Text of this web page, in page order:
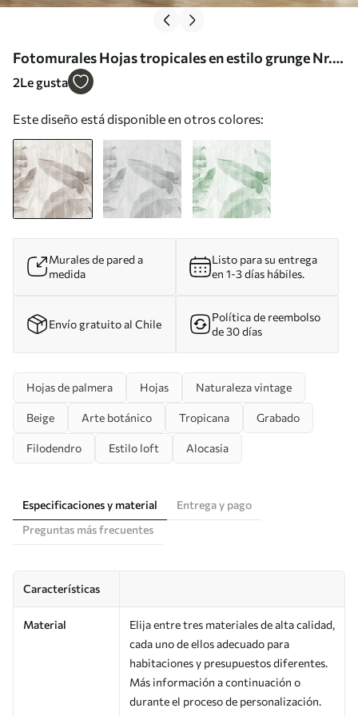
Fotomurales Hojas tropicales en estilo grunge Nr.
u00299
2Le gusta
Este diseño está disponible en otros colores:
Murales de pared a
medida
Listo para su entrega
en 1-3 días hábiles.
Envío gratuito al Chile
Política de reembolso
de 30 días
Hojas de palmera Hojas Naturaleza vintage
Beige Arte botánico Tropicana Grabado
Filodendro Estilo loft Alocasia
Especificaciones y material
Entrega y pago
Preguntas más frecuentes
Características
Material
Elija entre tres materiales de alta calidad,
cada uno de ellos adecuado para
habitaciones y presupuestos diferentes.
Más información a continuación o
durante el proceso de personalización.